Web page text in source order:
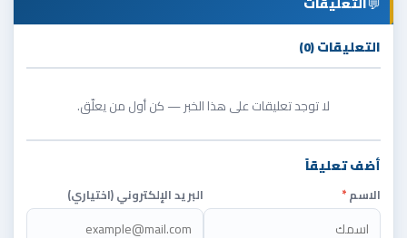
التعليقات (0)
لا توجد تعليقات على هذا الخبر — كن أول من يعلّق.
أضف تعليقاً
الاسم* البريد الإلكتروني (اختياري)